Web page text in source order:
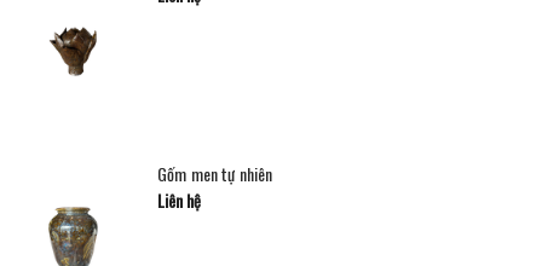
Gốm men tự nhiên
Liên hệ